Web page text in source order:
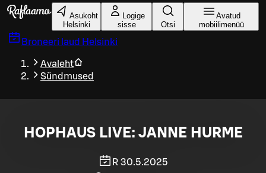
Liigu peamise sisu juurde
Asukoht
Helsinki
Logige
sisse
Otsi
Avatud
mobiilimenüü
Broneeri laud Helsinki
Avaleht
Sündmused
HOPHAUS LIVE: JANNE HURME
R 30.5.2025